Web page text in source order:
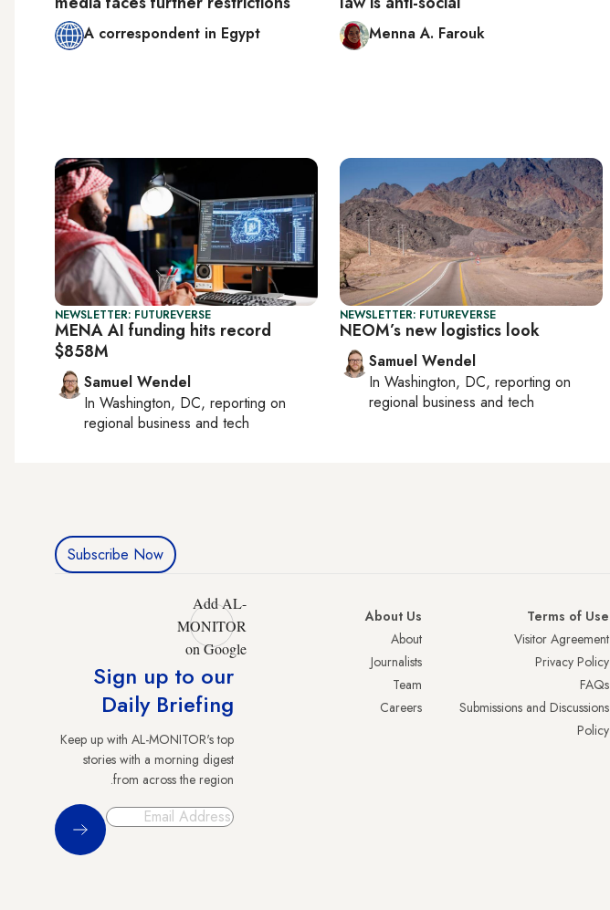
Menna A. Farouk
A correspondent in Egypt
NEWSLETTER: FUTUREVERSE
NEOM’s new logistics look
Samuel Wendel
In Washington, DC, reporting on
regional business and tech
NEWSLETTER: FUTUREVERSE
MENA AI funding hits record
$858M
Samuel Wendel
In Washington, DC, reporting on
regional business and tech
Subscribe Now
Terms of Use
Visitor Agreement
Privacy Policy
FAQs
Submissions and Discussions
Policy
About Us
About
Journalists
Team
Careers
Add AL-
MONITOR
on Google
Sign up to our
Daily Briefing
Keep up with AL-MONITOR's top
stories with a morning digest
from across the region.
Sign Up